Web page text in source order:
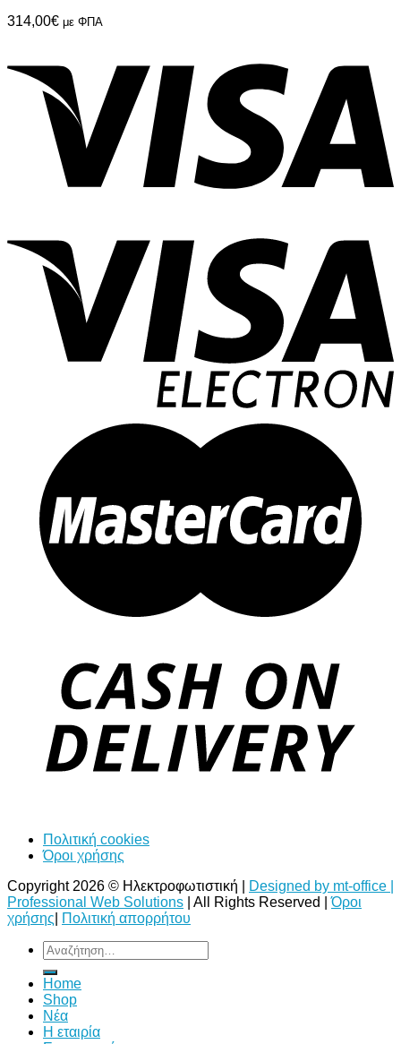
314,00€ με ΦΠΑ
Πολιτική cookies
Όροι χρήσης
Copyright 2026 © Ηλεκτροφωτιστική |
Designed by mt-office |
Professional Web Solutions | All Rights Reserved |Όροι
χρήσης
Πολιτική απορρήτου
Αναζήτηση
για:
Home
Shop
Νέα
Η εταιρία